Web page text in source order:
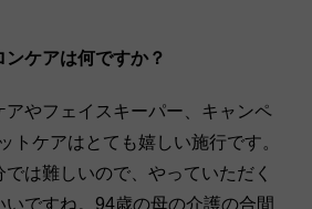
ケアは何ですか？
アやフェイスキーパー、キャンペ
トケアはとても嬉しい施行です。
は難しいので、やっていただく
いですね。94歳の母の介護の合間